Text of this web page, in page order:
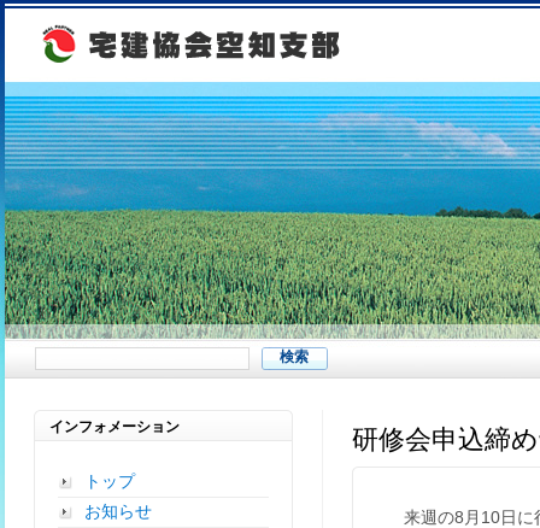
インフォメーション
トップ
お知らせ
研修会申込締
来週の8月10日に